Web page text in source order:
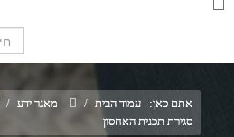
אתם כאן: עמוד הבית / מאגר ידע /
סגירת תכנית האחסון